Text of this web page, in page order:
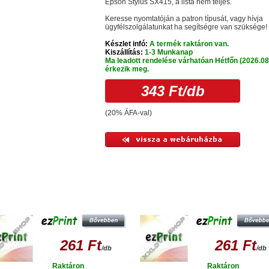
Epson Stylus SX415, a lista nem teljes.
Keresse nyomtatóján a patron típusát, vagy hívja
ügyfélszolgálatunkat ha segítségre van szüksége!
Készlet infó: A termék raktáron van.
Kiszállítás: 1-3 Munkanap
Ma leadott rendelése várhatóan Hétfőn
érkezik meg.
343 Ft/db
(20% ÁFA-val)
261 Ft/db
Raktáron
261 Ft/db
Raktáron